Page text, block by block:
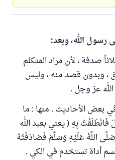
رسول الله، وبعد:
صدفة ، لأن مراد المتكلم
، وبدون قصد منه ، وليس
الله عز وجل .
بعض الأحاديث . منها : ما
أَنَسٍ قَالَ فَانْطَلَقْتُ بِهِ ( يعني بعبد الله
اللَّهُ عَلَيْهِ وَسَلَّمَ فَصَادَفْتُهُ
أداة تستخدم في الكي .